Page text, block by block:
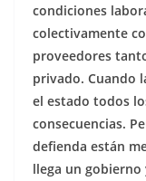
condiciones
colectivamente
proveedores
privado. Cuando
el estado todos
consecuencias.
defienda están
llega un gobierno